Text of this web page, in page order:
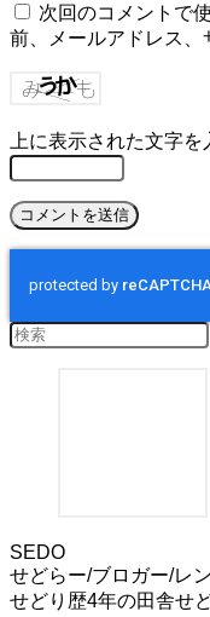
次回のコメントで
前、メールアドレス、
上に表示された文字を
SEDO
せどらー/ブロガー/レ
せどり歴4年の田舎せ